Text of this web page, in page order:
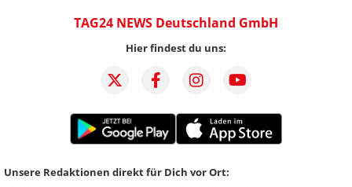
TAG24 NEWS Deutschland GmbH
Hier findest du uns:
Unsere Redaktionen direkt für Dich vor Ort: